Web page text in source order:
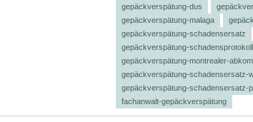
gepäckverspätung-dus
gepäckverspätung-malaga
gepäckverspätung-schadensersatz
gepäckverspätung-schadensprotokoll
gepäckverspätung-montrealer-
gepäckverspätung-schadensersatz-
gepäckverspätung-schadensersatz-
fachanwalt-gepäckverspätung